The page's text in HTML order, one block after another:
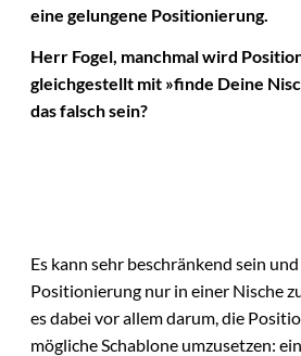
eine gelungene Positionierung.
Herr Fogel, manchmal wird
gleichgestellt mit »finde Deine
das falsch sein?
Es kann sehr beschränkend sein
Positionierung nur in einer Nische
es dabei vor allem darum, die
mögliche Schablone umzusetzen: